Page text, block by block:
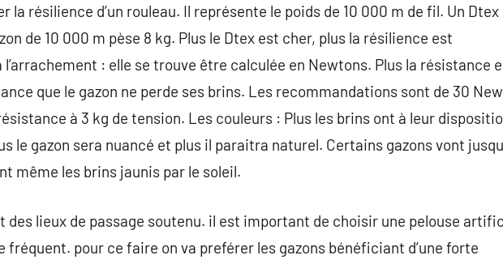
la résilience d’un rouleau. Il représente le poids de 10 000 m de fil. Un Dtex
de 10 000 m pèse 8 kg. Plus le Dtex est cher, plus la résilience est
: elle se trouve être calculée en Newtons. Plus la résistance
que le gazon ne perde ses brins. Les recommandations sont de 30
à 3 kg de tension. Les couleurs : Plus les brins ont à leur
le gazon sera nuancé et plus il paraitra naturel. Certains gazons vont
même les brins jaunis par le soleil.
des lieux de passage soutenu. il est important de choisir une pelouse
fréquent. pour ce faire on va preférer les gazons bénéficiant d’une forte